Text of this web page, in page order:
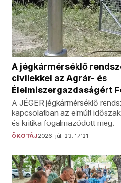
A jégkármérséklő
civilekkel az Agrár- és
Élelmiszergazdaságért
A JÉGER jégkármérséklő
kapcsolatban az elmúlt
és kritika fogalmazódott meg.
ÖKOTÁJ2026. júl. 23. 17:21